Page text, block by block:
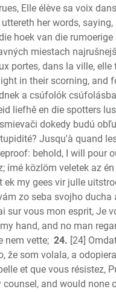
Elle élève sa voix
her words, saying,
hoek van die
miestach
portes, dans la ville,
in their scorning, and
a csúfolók
liefhê en die spotters
dokedy budú
Jusqu'à quand
behold, I will pour
ímé közlöm veletek az
my gees vir julle
zo seba svojho
sur vous mon esprit, Je
hand, and no man
nem vette; 24. [24]
že som volala, a
et que vous résistez,
and would none